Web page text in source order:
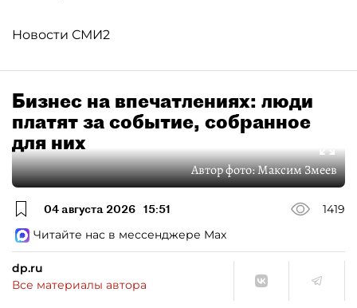
Новости СМИ2
Бизнес на впечатлениях: люди
платят за событие, собранное
для них
Автор фото:Максим Змеев
04 августа 2026 15:51
1419
Читайте нас в мессенджере Max
dp.ru
Все материалы автора